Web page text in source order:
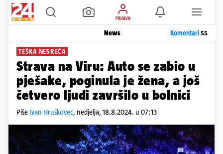
PRIJAVA
News Komentari55
TEŠKA NESREĆA
Strava na Viru: Auto se zabio u
pješake, poginula je žena, a još
četvero ljudi završilo u bolnici
Piše Ivan Hruškovec, nedjelja, 18.8.2024. u 07:13